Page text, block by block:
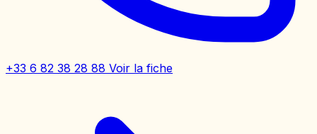
+33 6 82 38 28 88 Voir la fiche